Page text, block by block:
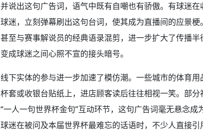
并说出这句广告词，语气中既有自嘲也有骄傲。有球迷
球迷，立刻弹幕刷出这句台词，使其成为直播间的应景
甚至与赛事解说员的经典语录混剪，进一步扩大了传播
变成球迷之间心照不宣的接头暗号。
线下实体的参与进一步加速了模仿潮。一些城市的体育
杯套或收银台贴纸上，进店顾客读后往往相视一笑。部
“一人一句世界杯金句”互动环节，这句广告词毫无悬念
球迷在被问及本届世界杯最难忘的话语时，不少人直接